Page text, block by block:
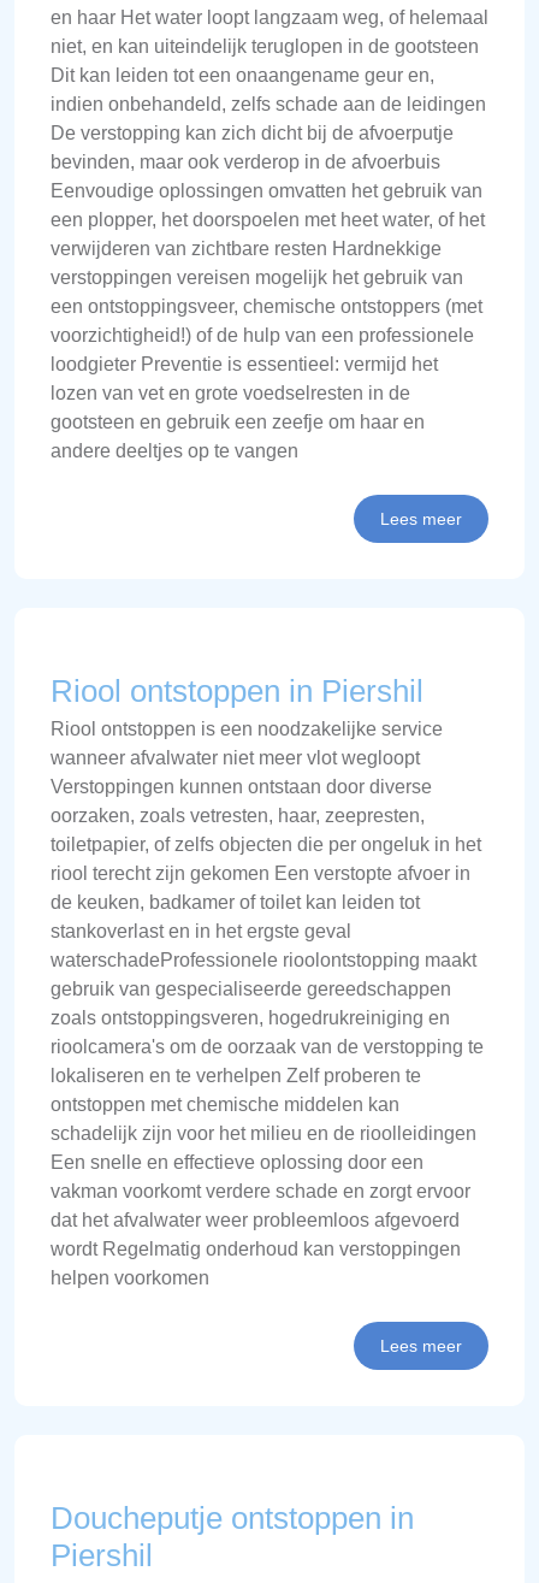
en haar Het water loopt langzaam weg, of helemaal
niet, en kan uiteindelijk teruglopen in de gootsteen
Dit kan leiden tot een onaangename geur en,
indien onbehandeld, zelfs schade aan de leidingen
De verstopping kan zich dicht bij de afvoerputje
bevinden, maar ook verderop in de afvoerbuis
Eenvoudige oplossingen omvatten het gebruik van
een plopper, het doorspoelen met heet water, of het
verwijderen van zichtbare resten Hardnekkige
verstoppingen vereisen mogelijk het gebruik van
een ontstoppingsveer, chemische ontstoppers (met
voorzichtigheid!) of de hulp van een professionele
loodgieter Preventie is essentieel: vermijd het
lozen van vet en grote voedselresten in de
gootsteen en gebruik een zeefje om haar en
andere deeltjes op te vangen
Lees meer
Riool ontstoppen in Piershil
Riool ontstoppen is een noodzakelijke service
wanneer afvalwater niet meer vlot wegloopt
Verstoppingen kunnen ontstaan door diverse
oorzaken, zoals vetresten, haar, zeepresten,
toiletpapier, of zelfs objecten die per ongeluk in het
riool terecht zijn gekomen Een verstopte afvoer in
de keuken, badkamer of toilet kan leiden tot
stankoverlast en in het ergste geval
waterschadeProfessionele rioolontstopping maakt
gebruik van gespecialiseerde gereedschappen
zoals ontstoppingsveren, hogedrukreiniging en
rioolcamera's om de oorzaak van de verstopping te
lokaliseren en te verhelpen Zelf proberen te
ontstoppen met chemische middelen kan
schadelijk zijn voor het milieu en de rioolleidingen
Een snelle en effectieve oplossing door een
vakman voorkomt verdere schade en zorgt ervoor
dat het afvalwater weer probleemloos afgevoerd
wordt Regelmatig onderhoud kan verstoppingen
helpen voorkomen
Lees meer
Doucheputje ontstoppen in
Piershil